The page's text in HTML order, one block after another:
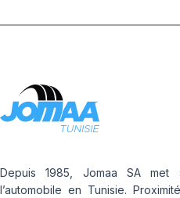
Depuis 1985, Jomaa SA
l’automobile en Tunisie.